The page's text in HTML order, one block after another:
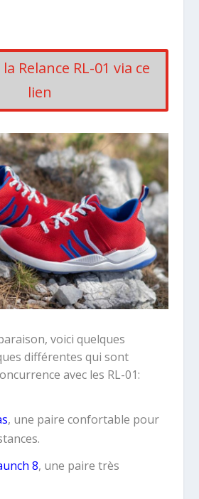
Relance RL-01 via ce
lien
, voici quelques
différentes qui sont
avec les RL-01:
, une paire confortable pour
8, une paire très